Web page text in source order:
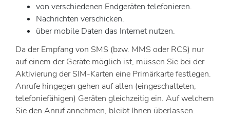
von verschiedenen Endgeräten telefonieren.
Nachrichten verschicken.
über mobile Daten das Internet nutzen.
Da der Empfang von SMS (bzw. MMS oder RCS) nur
auf einem der Geräte möglich ist, müssen Sie bei der
Aktivierung der SIM-Karten eine Primärkarte festlegen.
Anrufe hingegen gehen auf allen (eingeschalteten,
telefoniefähigen) Geräten gleichzeitig ein. Auf welchem
Sie den Anruf annehmen, bleibt Ihnen überlassen.